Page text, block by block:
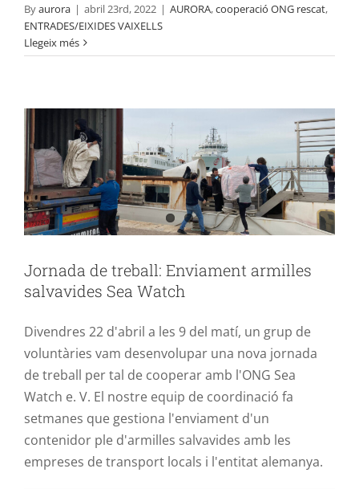
Byaurora | abril 23rd, 2022 | AURORA,cooperació ONG rescat,
ENTRADES/EIXIDES VAIXELLS
Llegeix mésJornada de treball: Enviament armilles
Jornada de treball: Enviament armilles
salvavides Sea Watch
Divendres 22 d'abril a les 9 del matí, un grup de
voluntàries vam desenvolupar una nova jornada
de treball per tal de cooperar amb l'ONG Sea
Watch e. V. El nostre equip de coordinació fa
setmanes que gestiona l'enviament d'un
contenidor ple d'armilles salvavides amb les
empreses de transport locals i l'entitat alemanya.